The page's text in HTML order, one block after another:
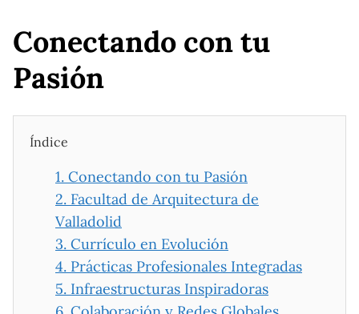
Conectando con tu
Pasión
Índice
1. Conectando con tu Pasión
2. Facultad de Arquitectura de
Valladolid
3. Currículo en Evolución
4. Prácticas Profesionales Integradas
5. Infraestructuras Inspiradoras